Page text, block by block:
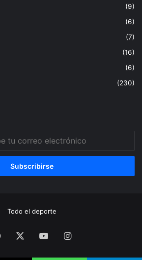
(9)
(6)
(7)
(16)
(6)
(230)
Todo el deporte
Facebook YouTubeInstagram